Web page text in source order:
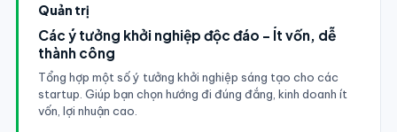
Quản trị
Các ý tưởng khởi nghiệp độc đáo - Ít vốn, dễ
thành công
Tổng hợp một số ý tưởng khởi nghiệp sáng tạo cho các
startup. Giúp bạn chọn hướng đi đúng đắng, kinh doanh ít
vốn, lợi nhuận cao.